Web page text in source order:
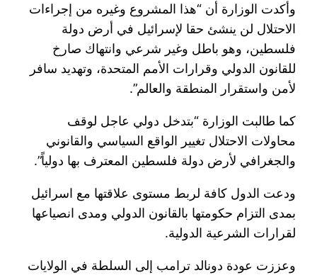
وأكدت الوزارة أن “هذا المشروع وغيره من إجراءات
الاحتلال لن ينشئ حقا لإسرائيل في أرض دولة
فلسطين، وهو باطل وغير شرعي وانتهاك صارخ
للقانون الدولي وقرارات الأمم المتحدة، وتهديد سافر
لأمن واستقرار المنطقة والعالم”.
كما طالبت الوزارة “بتدخل دولي عاجل لوقف
محاولات الاحتلال تغيير الواقع السياسي والقانوني
والجغرافي لأرض دولة فلسطين المعترف بها دولياً”.
ودعت الدول كافة لربط مستوى علاقتها مع اسرائيل
بمدى التزام حكومتها بالقانون الدولي ومدى انصياعها
لقرارات الشرعية الدولية.
وعززت عودة دونالد ترامب إلى السلطة في الولايات